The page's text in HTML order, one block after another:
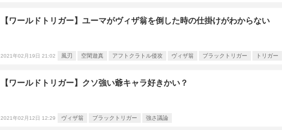
【ワールドトリガー】ユーマがヴィザ翁を倒した時の仕掛けがわからない
2021年02月19日 21:02 風刃 空閑遊真 アフトクラトル侵攻 ヴィザ翁 ブラックトリガー トリガー
【ワールドトリガー】クソ強い爺キャラ好きかい？
2021年02月12日 12:29 ヴィザ翁 ブラックトリガー 強さ議論